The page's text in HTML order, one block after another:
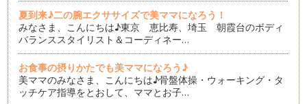
夏到来♪二の腕エクササイズで美ママになろう！
みなさま、こんにちは♪東京 恵比寿、埼玉 朝霞台のボディ
バランススタイリスト＆コーディネー…
お食事の摂りかたでも美ママになろう♪
美ママのみなさま、こんにちは♪骨盤体操・ウォーキング・タ
ッチケア指導をとおして、ママとお子…